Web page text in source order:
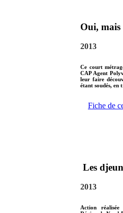
Oui, mais
2013
Ce court
CAP Agent
leur faire
étant soudés, en
Fiche de
Les
2013
Action